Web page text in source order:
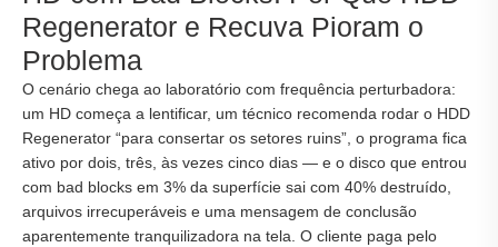
Regenerator e Recuva Pioram o
Problema
O cenário chega ao laboratório com frequência perturbadora:
um HD começa a lentificar, um técnico recomenda rodar o HDD
Regenerator “para consertar os setores ruins”, o programa fica
ativo por dois, três, às vezes cinco dias — e o disco que entrou
com bad blocks em 3% da superfície sai com 40% destruído,
arquivos irrecuperáveis e uma mensagem de conclusão
aparentemente tranquilizadora na tela. O cliente paga pelo